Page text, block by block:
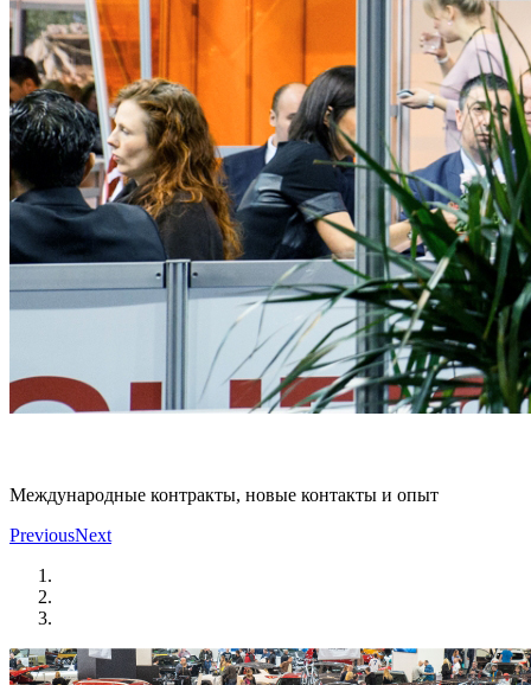
Международные контракты, новые контакты и опыт
PreviousNext